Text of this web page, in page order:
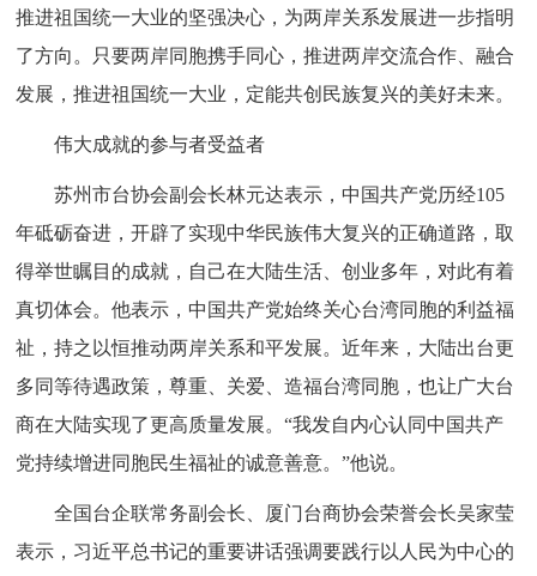
推进祖国统一大业的坚强决心，为两岸关系发展进一步指明
了方向。只要两岸同胞携手同心，推进两岸交流合作、融合
发展，推进祖国统一大业，定能共创民族复兴的美好未来。
伟大成就的参与者受益者
苏州市台协会副会长林元达表示，中国共产党历经105
年砥砺奋进，开辟了实现中华民族伟大复兴的正确道路，取
得举世瞩目的成就，自己在大陆生活、创业多年，对此有着
真切体会。他表示，中国共产党始终关心台湾同胞的利益福
祉，持之以恒推动两岸关系和平发展。近年来，大陆出台更
多同等待遇政策，尊重、关爱、造福台湾同胞，也让广大台
商在大陆实现了更高质量发展。“我发自内心认同中国共产
党持续增进同胞民生福祉的诚意善意。”他说。
全国台企联常务副会长、厦门台商协会荣誉会长吴家莹
表示，习近平总书记的重要讲话强调要践行以人民为中心的